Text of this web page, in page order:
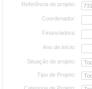
Referência do projeto:
Coordenador:
Financiadora:
Ano de início:
Situação do projeto:
Tipo de Projeto: